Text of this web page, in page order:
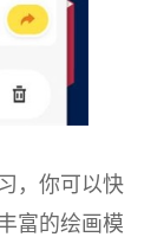
，你可以快
富的绘画模